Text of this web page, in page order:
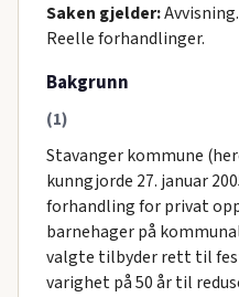
Saken gjelder:
Reelle forhandlinger.
Bakgrunn
(1)
Stavanger kommune
kunngjorde 27. januar
forhandling for privat
barnehager på
valgte tilbyder rett til
varighet på 50 år til